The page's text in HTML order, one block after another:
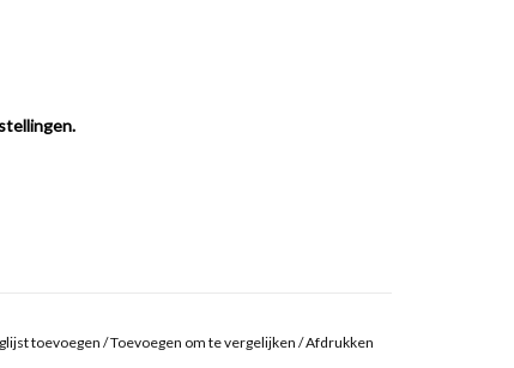
toevoegen /Toevoegen om te vergelijken /Afdrukken